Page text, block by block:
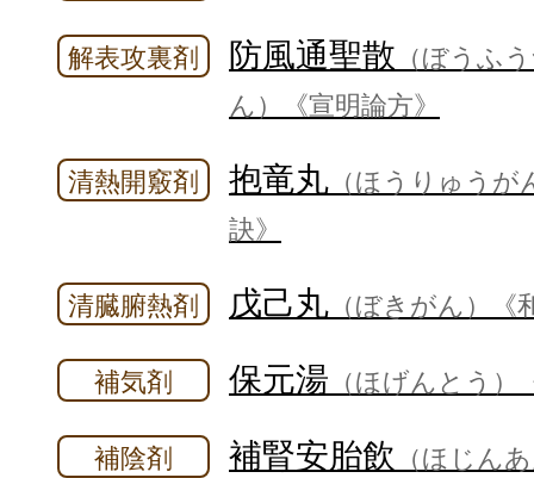
解表攻裏剤 防風通聖散 （ぼうふ
ん）
《宣明論方》
清熱開竅剤 抱竜丸 （ほうりゅうが
訣》
清臓腑熱剤 戊己丸 （ぼきがん）
補気剤 保元湯 （ほげんとう）
補陰剤 補腎安胎飲 （ほじん